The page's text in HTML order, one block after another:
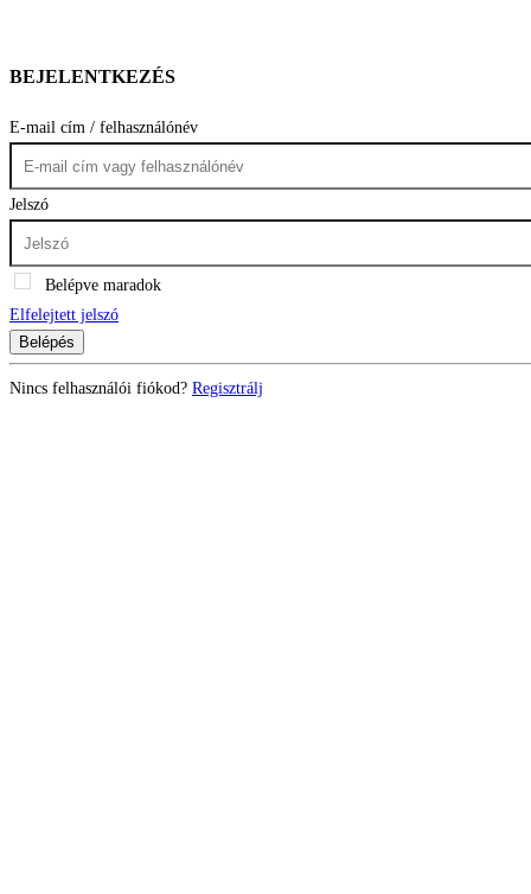
BEJELENTKEZÉS
E-mail cím / felhasználónév
Jelszó
Belépve maradok
Elfelejtett jelszó
Belépés
Nincs felhasználói fiókod? Regisztrálj